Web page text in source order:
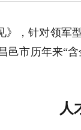
，针对领军
邑市历年来“
人